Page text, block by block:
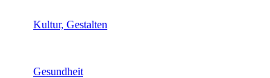
Kultur, Gestalten
Gesundheit